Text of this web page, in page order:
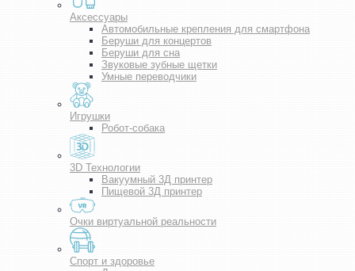
Аксессуары
Автомобильные крепления для смартфона
Беруши для концертов
Беруши для сна
Звуковые зубные щетки
Умные переводчики
Игрушки
Робот-собака
3D Технологии
Вакуумный 3Д принтер
Пищевой 3Д принтер
Очки виртуальной реальности
Спорт и здоровье